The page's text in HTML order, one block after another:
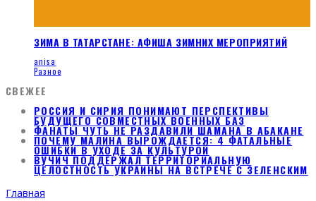
ЗИМА В ТАТАРСТАНЕ: АФИША ЗИМНИХ МЕРОПРИЯТИЙ
anisa
Разное
СВЕЖЕЕ
РОССИЯ И СИРИЯ ПОНИМАЮТ ПЕРСПЕКТИВЫ
БУДУЩЕГО СОВМЕСТНЫХ ВОЕННЫХ БАЗ
ФАНАТЫ ЧУТЬ НЕ РАЗДАВИЛИ ШАМАНА В АБАКАНЕ
ПОЧЕМУ МАЛИНА ВЫРОЖДАЕТСЯ: 4 ФАТАЛЬНЫЕ
ОШИБКИ В УХОДЕ ЗА КУЛЬТУРОЙ
ВУЧИЧ ПОДДЕРЖАЛ ТЕРРИТОРИАЛЬНУЮ
ЦЕЛОСТНОСТЬ УКРАИНЫ НА ВСТРЕЧЕ С ЗЕЛЕНСКИМ
Главная